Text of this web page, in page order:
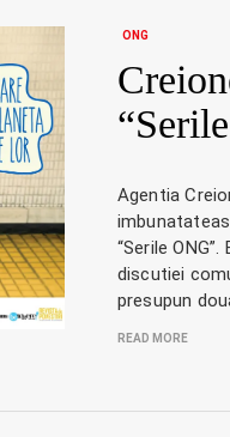
ONG
Agentia
“Serile
discutiei
presupun
READ MORE